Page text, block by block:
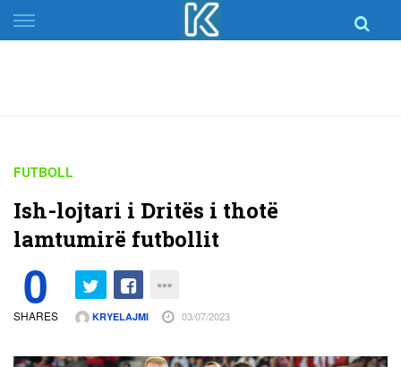
Skip
to
FUTBOLL
Ish-lojtari i Dritës i thotë
lamtumirë futbollit
0
SHARES KRYELAJMI 03/07/2023